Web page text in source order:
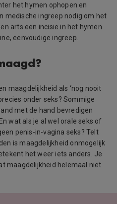
het hymen ophopen en
medische ingreep nodig om het
arts een incisie in het hymen
eenvoudige ingreep.
maagdelijkheid als ‘nog nooit
onder seks? Sommige
met de hand bevredigen
wat als je al wel orale seks of
penis-in-vagina seks? Telt
is maagdelijkheid onmogelijk
het weer iets anders. Je
maagdelijkheid helemaal niet